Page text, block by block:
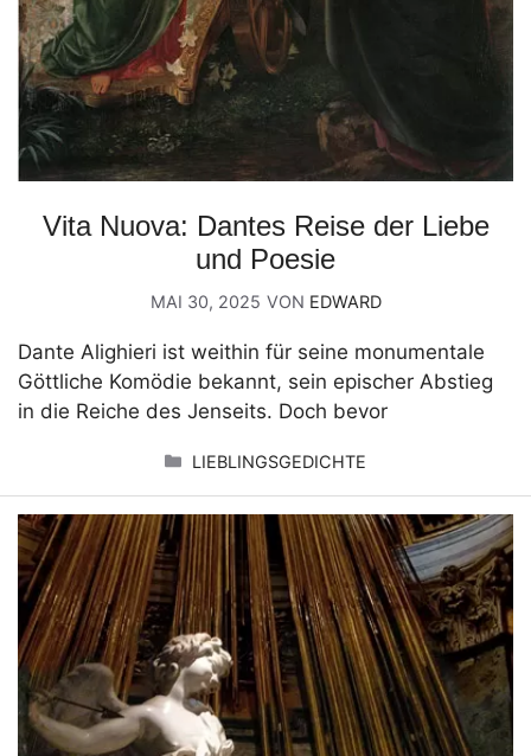
Vita Nuova: Dantes Reise der Liebe
und Poesie
MAI 30, 2025 VON EDWARD
Dante Alighieri ist weithin für seine monumentale
Göttliche Komödie bekannt, sein epischer Abstieg
in die Reiche des Jenseits. Doch bevor
KATEGORIEN
LIEBLINGSGEDICHTE